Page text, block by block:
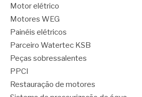
Motor elétrico
Motores WEG
Painéis elétricos
Parceiro Watertec KSB
Peças sobressalentes
PPCI
Restauração de motores